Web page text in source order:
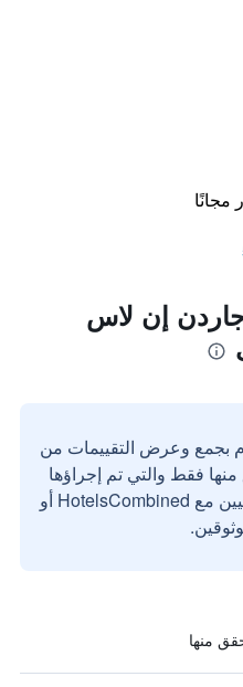
مجانًا
إن لاس
بجمع وعرض التقييمات من
فقط والتي تم إجراؤها
بواسطة مستخدمين حقيقيين مع HotelsCombined أو